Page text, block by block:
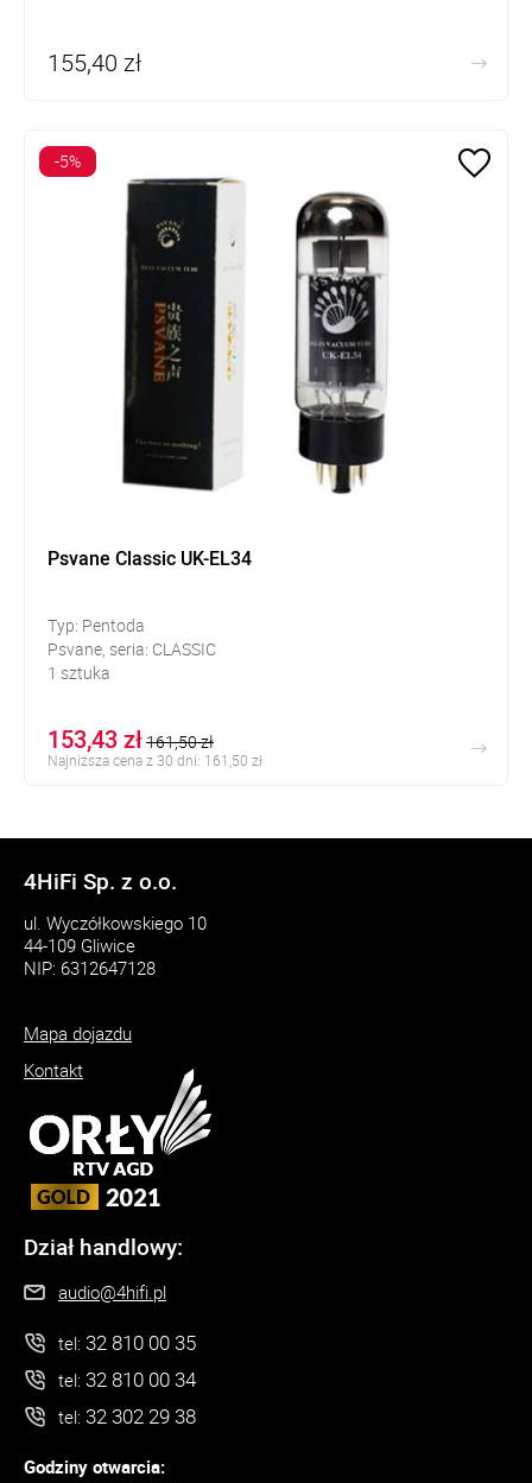
155,40 zł
Psvane Classic UK-EL34
Typ: Pentoda
Psvane, seria: CLASSIC
1 sztuka
153,43 zł161,50 zł
Najniższa cena z 30 dni: 161,50 zł
-5%
4HiFi Sp. z o.o.
ul. Wyczółkowskiego 10
44-109 Gliwice
NIP: 6312647128
Mapa dojazdu
Kontakt
Dział handlowy:
audio@4hifi.pl
tel: 32 810 00 35
tel: 32 810 00 34
tel: 32 302 29 38
Godziny otwarcia: